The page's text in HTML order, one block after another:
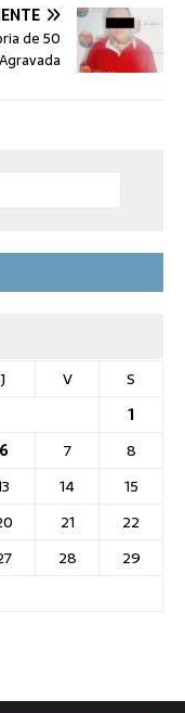
de 50
J V
S
1
6 7
8
14
15
21
22
28
29